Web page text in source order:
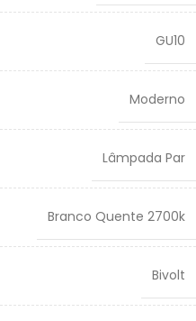
GU10
Moderno
Lâmpada Par
Branco Quente 2700k
Bivolt